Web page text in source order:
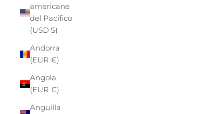
americane
del Pacifico
(USD $)
Andorra
(EUR €)
Angola
(EUR €)
Anguilla